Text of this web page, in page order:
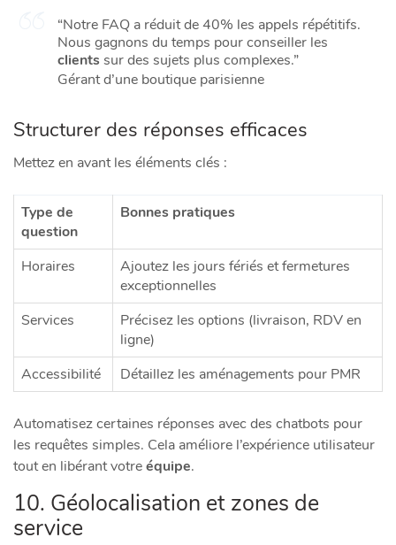
“Notre FAQ a réduit de 40% les appels répétitifs.
Nous gagnons du temps pour conseiller les
clientssur des sujets plus complexes.”
Gérant d’une boutique parisienne
Structurer des réponses efficaces
Mettez en avant les éléments clés :
Type de
question
Bonnes pratiques
Horaires
Ajoutez les jours fériés et fermetures
exceptionnelles
Services
Précisez les options (livraison, RDV en
ligne)
Accessibilité
Détaillez les aménagements pour PMR
Automatisez certaines réponses avec des chatbots pour
les requêtes simples. Cela améliore l’expérience utilisateur
tout en libérant votreéquipe.
10. Géolocalisation et zones de
service